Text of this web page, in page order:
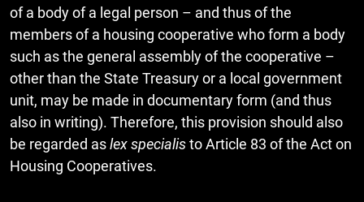
of a body of a legal person – and thus of the
members of a housing cooperative who form a body
such as the general assembly of the cooperative –
other than the State Treasury or a local government
unit, may be made in documentary form (and thus
also in writing). Therefore, this provision should also
be regarded aslex specialisto Article 83 of the Act on
Housing Cooperatives.